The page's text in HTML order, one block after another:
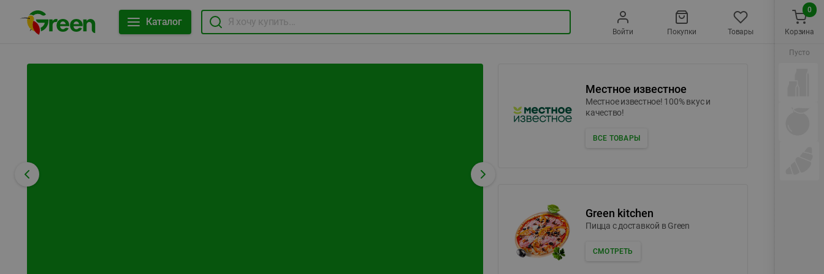
Каталог
Войти Покупки Товары
Местное известное
Местное известное! 100% вкус и
качество!
ВСЕ ТОВАРЫ
Green kitchen
Пицца c доставкой в Green
СМОТРЕТЬ
Корзина
0
Пусто